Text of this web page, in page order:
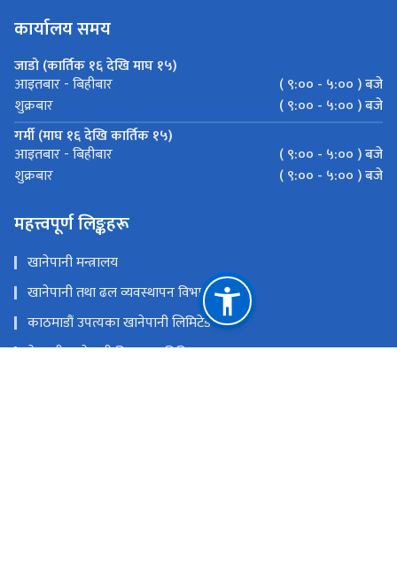
कार्यालय समय
जाडो (कार्तिक १६ देखि माघ १५)
आइतबार - बिहीबार
( ९:०० - ५:०० ) बजे
शुक्रबार
( ९:०० - ५:०० ) बजे
गर्मी (माघ १६ देखि कार्तिक १५)
आइतबार - बिहीबार
( ९:०० - ५:०० ) बजे
शुक्रबार
( ९:०० - ५:०० ) बजे
महत्त्वपूर्ण लिङ्कहरू
खानेपानी मन्त्रालय
खानेपानी तथा ढल व्यवस्थापन विभाग
काठमाडौं उपत्यका खानेपानी लिमिटेड
मेलम्ची खानेपानी विकास समिति